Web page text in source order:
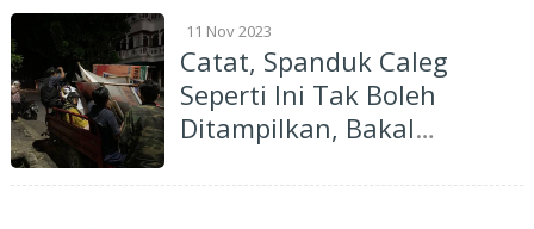
11 Nov 2023
Catat, Spanduk Caleg
Seperti Ini Tak Boleh
Ditampilkan, Bakal